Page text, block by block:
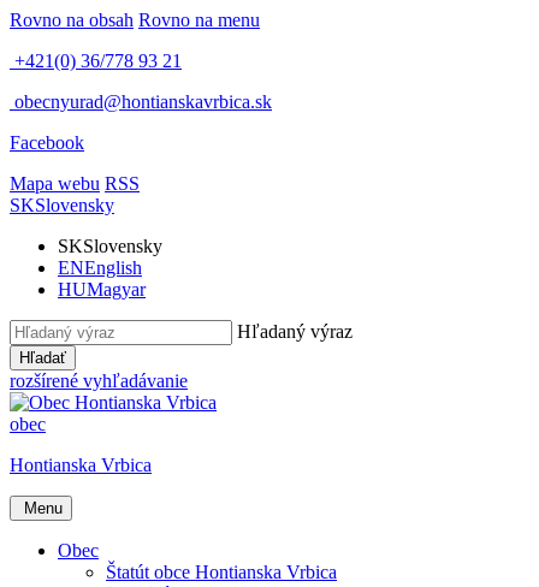
Rovno na obsah Rovno na menu
+421(0) 36/778 93 21
obecnyurad@hontianskavrbica.sk
Facebook
Mapa webu RSS
SKSlovensky
SKSlovensky
ENEnglish
HUMagyar
Hľadaný výraz
Hľadať
rozšírené vyhľadávanie
obec
Hontianska Vrbica
Menu
Obec
Štatút obce Hontianska Vrbica